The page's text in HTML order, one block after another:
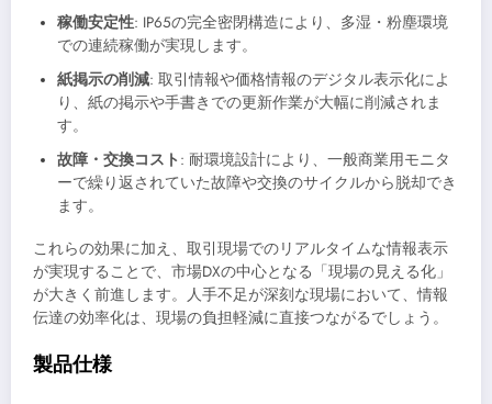
稼働安定性: IP65の完全密閉構造により、多湿・粉塵環境
での連続稼働が実現します。
紙掲示の削減: 取引情報や価格情報のデジタル表示化によ
り、紙の掲示や手書きでの更新作業が大幅に削減されま
す。
故障・交換コスト : 耐環境設計により、一般商業用モニタ
ーで繰り返されていた故障や交換のサイクルから脱却でき
ます。
これらの効果に加え、取引現場でのリアルタイムな情報表示
が実現することで、市場DXの中心となる「現場の見える化」
が大きく前進します。人手不足が深刻な現場において、情報
伝達の効率化は、現場の負担軽減に直接つながるでしょう。
製品仕様